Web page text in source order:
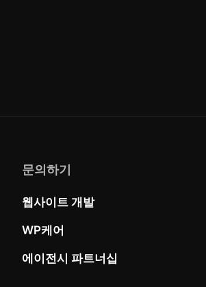
문의하기
웹사이트 개발
WP케어
에이전시 파트너십